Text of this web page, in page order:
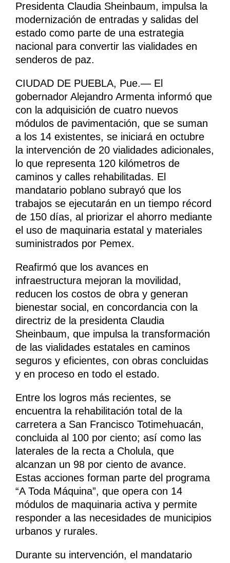
Presidenta Claudia Sheinbaum, impulsa la
modernización de entradas y salidas del
estado como parte de una estrategia
nacional para convertir las vialidades en
senderos de paz.
CIUDAD DE PUEBLA, Pue.— El
gobernador Alejandro Armenta informó que
con la adquisición de cuatro nuevos
módulos de pavimentación, que se suman
a los 14 existentes, se iniciará en octubre
la intervención de 20 vialidades adicionales,
lo que representa 120 kilómetros de
caminos y calles rehabilitadas. El
mandatario poblano subrayó que los
trabajos se ejecutarán en un tiempo récord
de 150 días, al priorizar el ahorro mediante
el uso de maquinaria estatal y materiales
suministrados por Pemex.
Reafirmó que los avances en
infraestructura mejoran la movilidad,
reducen los costos de obra y generan
bienestar social, en concordancia con la
directriz de la presidenta Claudia
Sheinbaum, que impulsa la transformación
de las vialidades estatales en caminos
seguros y eficientes, con obras concluidas
y en proceso en todo el estado.
Entre los logros más recientes, se
encuentra la rehabilitación total de la
carretera a San Francisco Totimehuacán,
concluida al 100 por ciento; así como las
laterales de la recta a Cholula, que
alcanzan un 98 por ciento de avance.
Estas acciones forman parte del programa
“A Toda Máquina”, que opera con 14
módulos de maquinaria activa y permite
responder a las necesidades de municipios
urbanos y rurales.
Durante su intervención, el mandatario